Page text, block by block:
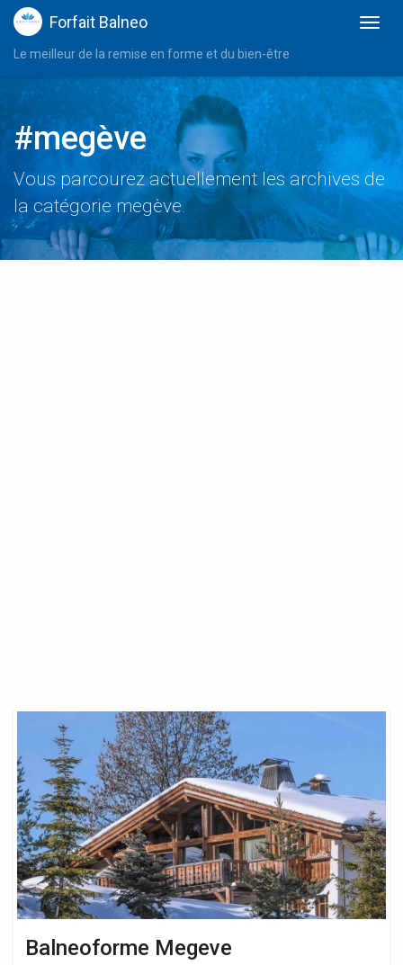
Forfait Balneo
Le meilleur de la remise en forme et du bien-être
#megève
Vous parcourez actuellement les archives de
la catégorie megève.
Balneoforme Megeve
Balneoforme